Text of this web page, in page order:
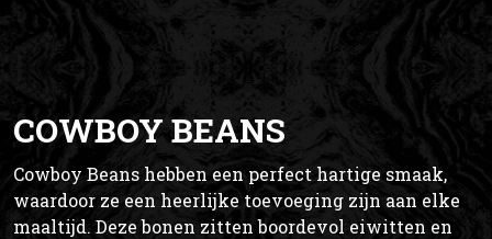
COWBOY BEANS
Cowboy Beans hebben een perfect hartige smaak,
waardoor ze een heerlijke toevoeging zijn aan elke
maaltijd. Deze bonen zitten boordevol eiwitten en